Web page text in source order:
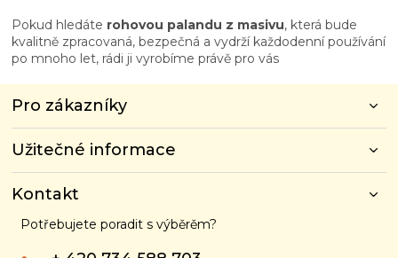
Pokud hledáte rohovou palandu z masivu, která bude
kvalitně zpracovaná, bezpečná a vydrží každodenní používání
po mnoho let, rádi ji vyrobíme právě pro vás
Pro zákazníky
Užitečné informace
Kontakt
Potřebujete poradit s výběrěm?